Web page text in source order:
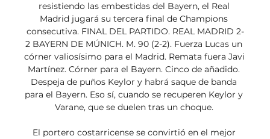
resistiendo las embestidas del Bayern, el Real
Madrid jugará su tercera final de Champions
consecutiva. FINAL DEL PARTIDO. REAL MADRID 2-
2 BAYERN DE MÚNICH. M. 90 (2-2). Fuerza Lucas un
córner valiosísimo para el Madrid. Remata fuera Javi
Martínez. Córner para el Bayern. Cinco de añadido.
Despeja de puños Keylor y habrá saque de banda
para el Bayern. Eso sí, cuando se recuperen Keylor y
Varane, que se duelen tras un choque.
El portero costarricense se convirtió en el mejor